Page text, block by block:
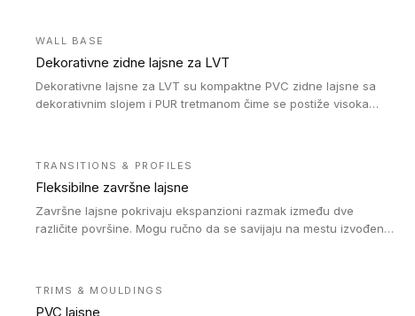
WALL BASE
Dekorativne zidne lajsne za LVT
Dekorativne lajsne za LVT su kompaktne PVC zidne lajsne sa
dekorativnim slojem i PUR tretmanom čime se postiže visoka
TRANSITIONS & PROFILES
Fleksibilne završne lajsne
Završne lajsne pokrivaju ekspanzioni razmak između dve
različite površine. Mogu ručno da se savijaju na mestu izvođenja
TRIMS & MOULDINGS
PVC lajsne